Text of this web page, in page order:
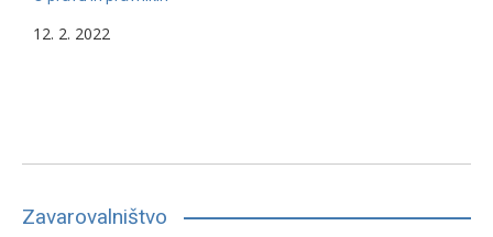
12. 2. 2022
Zavarovalništvo